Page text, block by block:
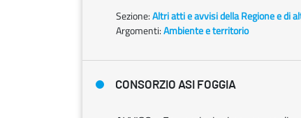
Sezione:Altri atti e avvisi della Regione e di
Argomenti:Ambiente e territorio
CONSORZIO ASI FOGGIA